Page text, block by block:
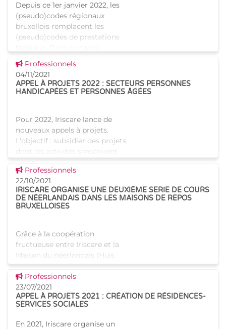
Depuis ce 1er janvier 2022, les
(pseudo)codes régionaux
bruxellois remplacent les
(pseudo)codes de prestations
Iriscare a développé une
application en ligne dédiée à l
Voir cette news
Professionnels
04/11/2021
APPEL À PROJETS 2022 : SECTEURS PERSONNES
HANDICAPÉES ET PERSONNES ÂGÉES
Pour 2022, Iriscare lance de
nouveaux appels à projets.
L'objectif : subsidier des projets
dont les activités s’inscrivent
de l’aide aux personnes,
spécifiquem
Voir cette news
Professionnels
22/10/2021
IRISCARE ORGANISE UNE DEUXIÈME SERIE DE COURS
DE NÉERLANDAIS DANS LES MAISONS DE REPOS
BRUXELLOISES
Grâce à la coopération
fructueuse entre Iriscare et la
Maison du néerlandais (Huis
van het Nederlands) à
Bruxelles, une première édition
réussie de cours de néerlandais
a eu lieu en septembre
Voir cette news
Professionnels
23/07/2021
APPEL À PROJETS 2021 : CRÉATION DE RÉSIDENCES-
SERVICES SOCIALES
En 2021, Iriscare organise un